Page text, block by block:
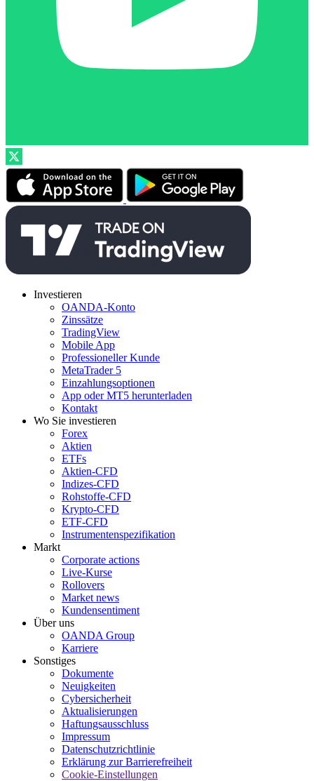
Investieren
OANDA-Konto
Zinssätze
TradingView
Mobile App
Professioneller Kunde
MetaTrader 5
Einzahlungsoptionen
App oder MT5 herunterladen
Kontakt
Wo Sie investieren
Forex
Aktien
ETFs
Aktien-CFD
Indizes-CFD
Rohstoffe-CFD
Krypto-CFD
ETF-CFD
Instrumentenspezifikation
Markt
Corporate actions
Live-Kurse
Rollovers
Market news
Kundensentiment
Über uns
OANDA Group
Karriere
Sonstiges
Dokumente
Neuigkeiten
Cybersicherheit
Aktualisierungen
Haftungsausschluss
Impressum
Datenschutzrichtlinie
Erklärung zur Barrierefreiheit
Cookie-Einstellungen